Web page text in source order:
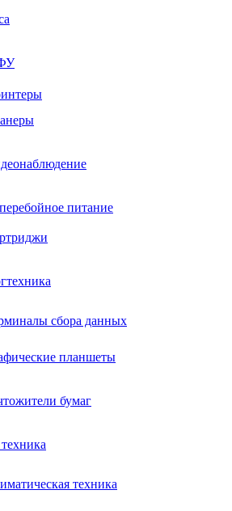
питание
сбора данных
планшеты
бумаг
техника